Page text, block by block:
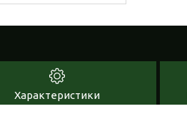
Характеристики